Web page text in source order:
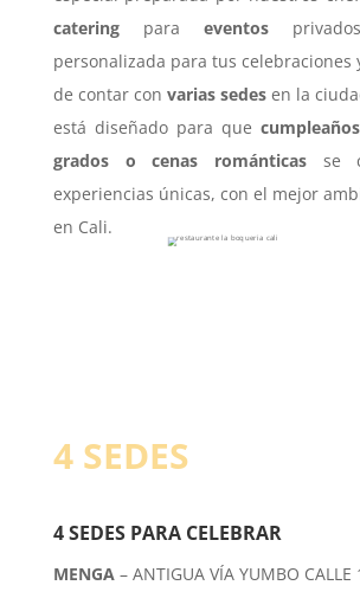
cateringpara eventos
personalizada para tus celebraciones
de contar con varias sedesen la
está diseñado para que
grados o cenas románticas se
experiencias únicas, con el mejor
en Cali.
4 SEDES
4 SEDES PARA CELEBRAR
MENGA– ANTIGUA VÍA YUMBO CALLE